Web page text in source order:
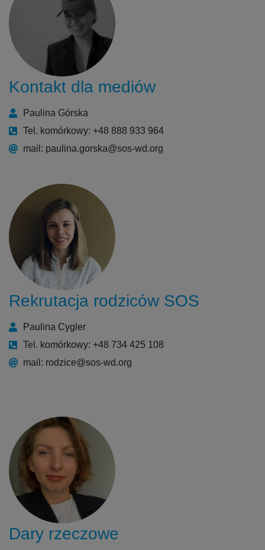
Kontakt dla mediów
Paulina Górska
Tel. komórkowy: +48 888 933 964
mail: paulina.gorska@sos-wd.org
Rekrutacja rodziców SOS
Paulina Cygler
Tel. komórkowy: +48 734 425 108
mail: rodzice@sos-wd.org
Dary rzeczowe